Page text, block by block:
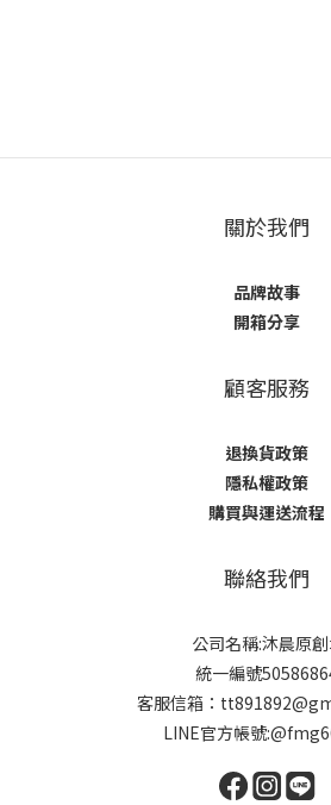
關於我們
品牌故事
開箱分享
顧客服務
退換貨政策
隱私權政策
購買與運送流程
聯絡我們
公司名稱:沐晨原
統一編號
客服信箱：
LINE官方帳號